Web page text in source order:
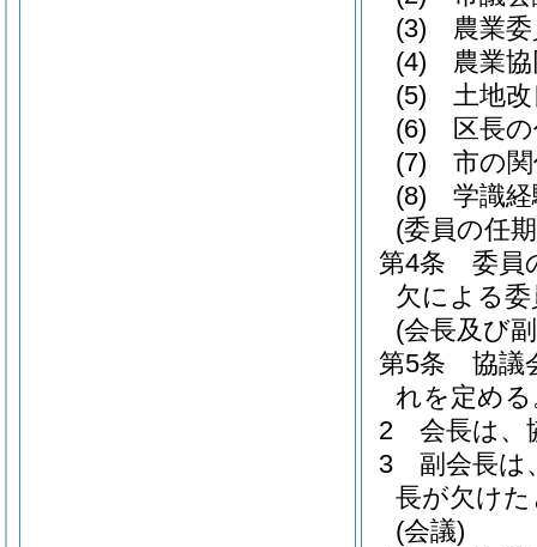
(3)
農業
(4)
農業
(5)
土地
(6)
区長
(7)
市の
(8)
学識
(委員の任
第4条
委員
欠による
(会長及び
第5条
協議
れを定める
2
会長は、
3
副会長は
長が欠け
(会議)